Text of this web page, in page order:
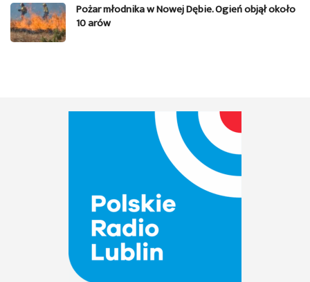
Pożar młodnika w Nowej Dębie. Ogień objął około
10 arów